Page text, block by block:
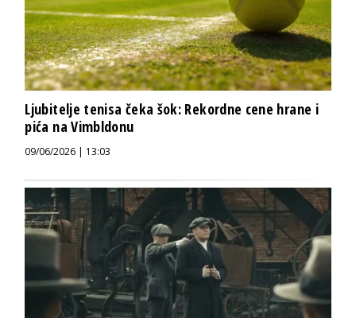
Ljubitelje tenisa čeka šok: Rekordne cene hrane i
pića na Vimbldonu
09/06/2026 | 13:03